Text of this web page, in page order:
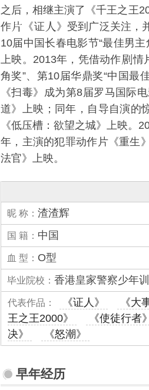
之后，相继主演了《千王之王
作
《证 》受到广泛关注，
10届中国长春电影节“最佳男主
上映。2013年，凭借动作
情
角奖”、 第10届华鼎奖“中国最
《扫毒》成为第8届罗马国际
道》上映；同年，自导自演的
《低压槽：欲望之城》上映。
年，主演的犯罪动作片《重生
法官》上映。
昵 称： 渣渣辉
国 籍： 中国
血 型： O型
毕业院校： 香港皇家警察少年
代表作品： 《证人》 《大
王之王2000》
《使徒行者》
决》
《怒潮》
早年经历